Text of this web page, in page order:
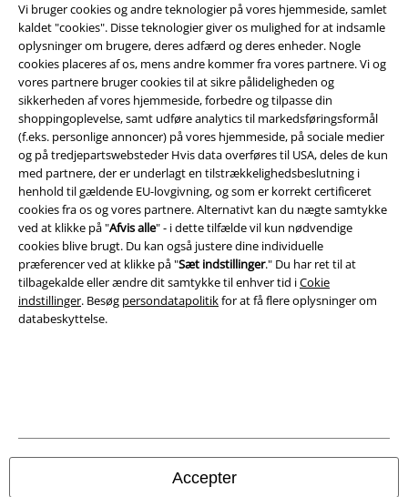
Vi bruger cookies og andre teknologier på vores hjemmeside, samlet
kaldet "cookies". Disse teknologier giver os mulighed for at indsamle
oplysninger om brugere, deres adfærd og deres enheder. Nogle
cookies placeres af os, mens andre kommer fra vores partnere. Vi og
vores partnere bruger cookies til at sikre pålideligheden og
sikkerheden af ​​vores hjemmeside, forbedre og tilpasse din
shoppingoplevelse, samt udføre analytics til markedsføringsformål
(f.eks. personlige annoncer) på vores hjemmeside, på sociale medier
og på tredjepartswebsteder Hvis data overføres til USA, deles de kun
med partnere, der er underlagt en tilstrækkelighedsbeslutning i
henhold til gældende EU-lovgivning, og som er korrekt certificeret
cookies fra os og vores partnere. Alternativt kan du nægte samtykke
ved at klikke på "Afvis alle" - i dette tilfælde vil kun nødvendige
cookies blive brugt. Du kan også justere dine individuelle
præferencer ved at klikke på "Sæt indstillinger." Du har ret til at
tilbagekalde eller ændre dit samtykke til enhver tid iCokie
indstillinger. Besøg persondatapolitikfor at få flere oplysninger om
databeskyttelse.
Accepter
Juridisk
Salgs-, medlems- & leveringsbetingelser
Om EMP Danmark
Persondatapolitik
Bortskaffelse af affald og miljøbeskyttelse
Overensstemmelseserklæring
Oplysninger om tilgængelighed